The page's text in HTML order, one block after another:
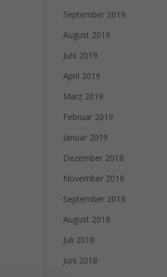
September 2019
August 2019
Juni 2019
April 2019
März 2019
Februar 2019
Januar 2019
Dezember 2018
November 2018
September 2018
August 2018
Juli 2018
Juni 2018